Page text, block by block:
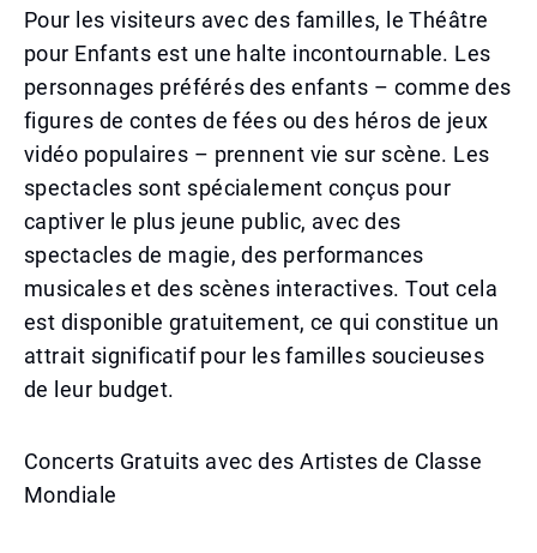
Pour les visiteurs avec des familles, le Théâtre
pour Enfants est une halte incontournable. Les
personnages préférés des enfants – comme des
figures de contes de fées ou des héros de jeux
vidéo populaires – prennent vie sur scène. Les
spectacles sont spécialement conçus pour
captiver le plus jeune public, avec des
spectacles de magie, des performances
musicales et des scènes interactives. Tout cela
est disponible gratuitement, ce qui constitue un
attrait significatif pour les familles soucieuses
de leur budget.
Concerts Gratuits avec des Artistes de Classe
Mondiale